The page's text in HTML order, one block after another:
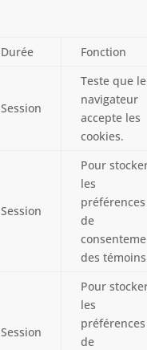
Durée Fonction
Session
Teste que le
navigateur
accepte les
cookies.
Session
Pour
les
préférences
de
des témoins
Session
Pour
les
préférences
de